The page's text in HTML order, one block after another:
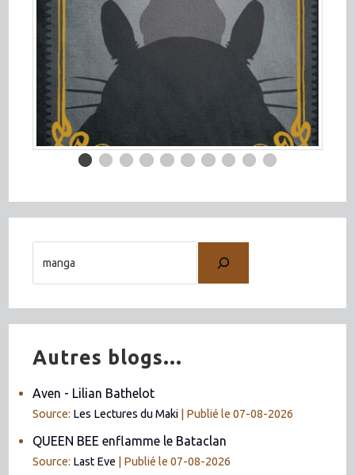
Autres blogs...
Aven - Lilian Bathelot
Source: Les Lectures du Maki Publié le 07-08-2026
QUEEN BEE enflamme le Bataclan
Source: Last Eve Publié le 07-08-2026